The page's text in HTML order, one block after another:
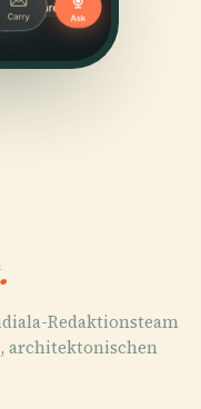
Redaktionsteam
architektonischen